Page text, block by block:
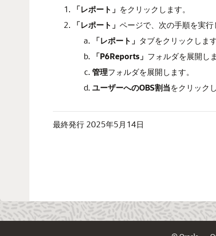
「レポート」 をクリックします。
「レポート」 ページで、次の手順を実行
「レポート」 タブをクリックします
「P6Reports」 フォルダを展開しま
管理フォルダを展開します。
ユーザーへのOBS割当をクリック
最終発行 2025年5月14日